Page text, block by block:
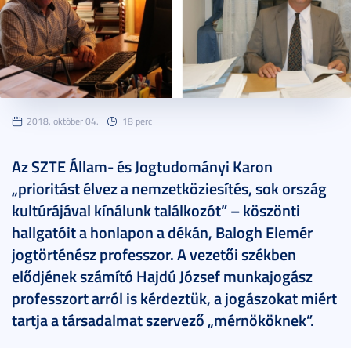
2018. október 04. 18 perc
Az SZTE Állam- és Jogtudományi Karon
„prioritást élvez a nemzetköziesítés, sok ország
kultúrájával kínálunk találkozót” – köszönti
hallgatóit a honlapon a dékán, Balogh Elemér
jogtörténész professzor. A vezetői székben
elődjének számító Hajdú József munkajogász
professzort arról is kérdeztük, a jogászokat miért
tartja a társadalmat szervező „mérnököknek”.